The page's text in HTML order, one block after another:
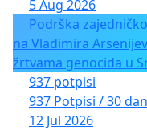
5 Aug 2026
Podrška
na Vladimira
žrtvama genocida u
937 potpisi
937 Potpisi / 30
12 Jul 2026